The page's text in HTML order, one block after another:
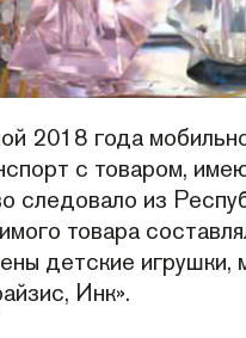
2018 года
с товаром,
следовало из
товара
детские игрушки,
Инк».